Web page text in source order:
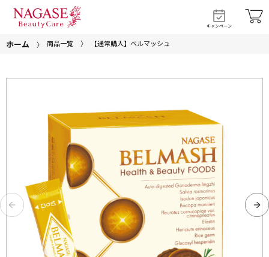
キャンペーン
ホーム 商品一覧 【通常購入】ベルマッシュ